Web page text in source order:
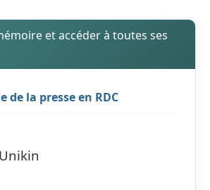
et accéder à toutes ses
de la presse en RDC